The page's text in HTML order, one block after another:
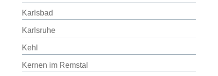
Karlsbad
Karlsruhe
Kehl
Kernen im Remstal